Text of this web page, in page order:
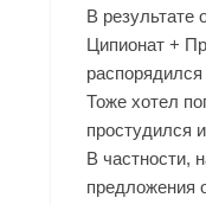
В
Ципионат +
Тоже хотел
простудился
В частности,
предложения